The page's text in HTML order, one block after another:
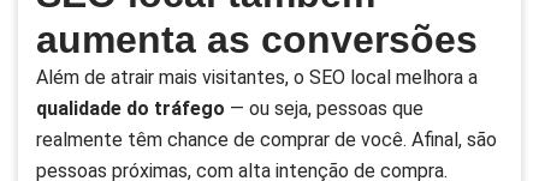
aumenta as conversões
Além de atrair mais visitantes, o SEO local melhora a
qualidade do tráfego — ou seja, pessoas que
realmente têm chance de comprar de você. Afinal, são
pessoas próximas, com alta intenção de compra.